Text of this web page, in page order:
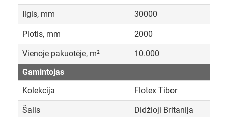
Ilgis, mm 30000
Plotis, mm 2000
Vienoje pakuotėje, m²
10.000
Gamintojas
Kolekcija
Flotex Tibor
Šalis Didžioji Britanija